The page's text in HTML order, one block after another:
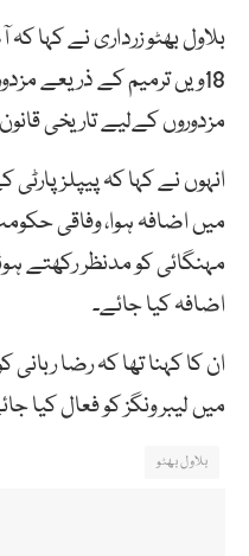
بلاول بھٹو زرداری نے کہا
18ویں ترمیم کے ذریعے
مزدوروں کےلیے تاریخی
انہوں نے کہا کہ پیپلز
میں اضافہ ہوا، وفاقی
مہنگائی کو مدنظر رکھتے
اضافہ کیا جائے۔
ان کا کہنا تھا کہ رضا
میں لیبر ونگز کو فعال کیا
بلاول بھٹو